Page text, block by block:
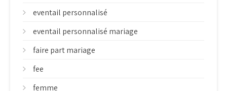
eventail personnalisé
eventail personnalisé mariage
faire part mariage
fee
femme